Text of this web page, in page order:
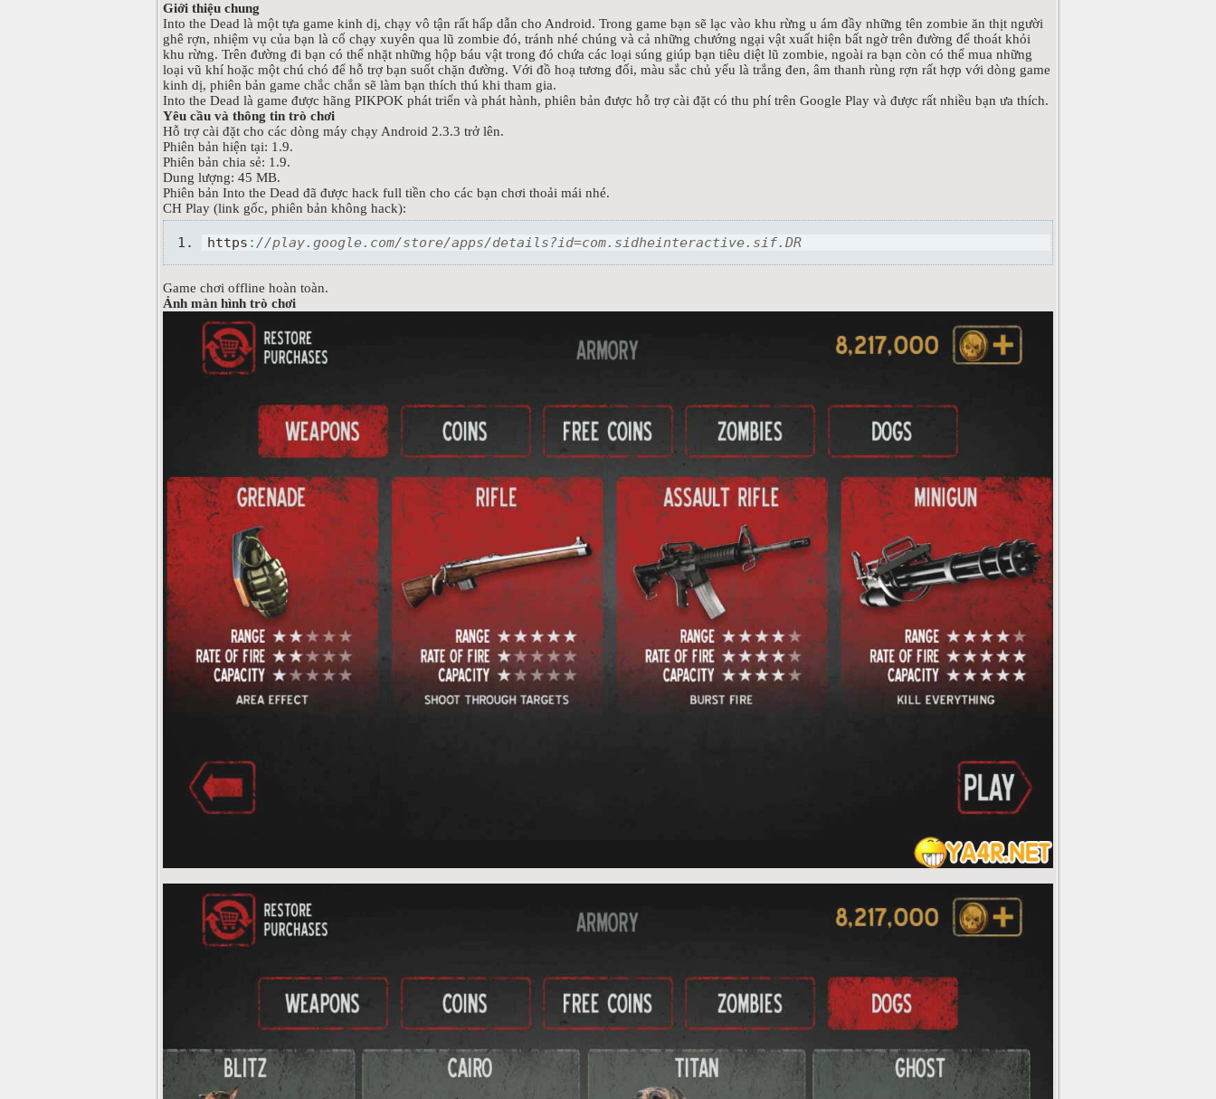
Giới thiệu chung
Into the Dead là một tựa game kinh dị, chạy vô tận rất hấp dẫn cho Android. Trong game bạn sẽ lạc vào khu rừng u ám đầy những tên zombie ăn thịt người
ghê rợn, nhiệm vụ của bạn là cố chạy xuyên qua lũ zombie đó, tránh nhé chúng và cả những chướng ngại vật xuất hiện bất ngờ trên đường để thoát khỏi
khu rừng. Trên đường đi bạn có thể nhặt những hộp báu vật trong đó chứa các loại súng giúp bạn tiêu diệt lũ zombie, ngoài ra bạn còn có thể mua những
loại vũ khí hoặc một chú chó để hỗ trợ bạn suốt chặn đường. Với đồ hoạ tương đối, màu sắc chủ yếu là trắng đen, âm thanh rùng rợn rất hợp với dòng game
kinh dị, phiên bản game chắc chắn sẽ làm bạn thích thú khi tham gia.
Into the Dead là game được hãng PIKPOK phát triển và phát hành, phiên bản được hỗ trợ cài đặt có thu phí trên Google Play và được rất nhiều bạn ưa thích.
Yêu cầu và thông tin trò chơi
Hỗ trợ cài đặt cho các dòng máy chạy Android 2.3.3 trở lên.
Phiên bản hiện tại: 1.9.
Phiên bản chia sẻ: 1.9.
Dung lượng: 45 MB.
Phiên bản Into the Dead đã được hack full tiền cho các bạn chơi thoải mái nhé.
CH Play (link gốc, phiên bản không hack):
https : //play.google.com/store/apps/details?id=com.sidheinteractive.sif.DR
Game chơi offline hoàn toàn.
Ảnh màn hình trò chơi